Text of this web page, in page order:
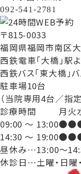
092-541-2781
〒815-0033
福岡県福岡市南区
西鉄電車「大橋」駅
西鉄バス「東大橋」
駐車場10台
（当院専用4台／指
診療時間
月 火
09:00 ～ 13:00●●
14:30 ～ 19:00●●
昼休み…13:00～
休診日…土曜・日曜